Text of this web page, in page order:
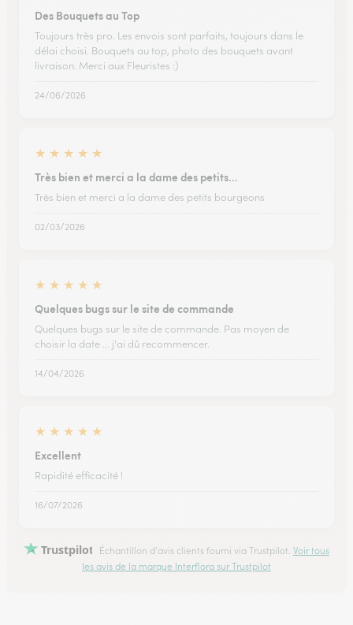
Des Bouquets au Top
Toujours très pro. Les envois sont parfaits, toujours dans le
délai choisi. Bouquets au top, photo des bouquets avant
livraison. Merci aux Fleuristes :)
24/06/2026
★ ★ ★ ★ ★
Très bien et merci a la dame des petits…
Très bien et merci a la dame des petits bourgeons
02/03/2026
★ ★ ★ ★ ★
Quelques bugs sur le site de commande
Quelques bugs sur le site de commande. Pas moyen de
choisir la date ... j'ai dû recommencer.
14/04/2026
★ ★ ★ ★ ★
Excellent
Rapidité efficacité !
16/07/2026
Trustpilot Échantillon d'avis clients fourni via Trustpilot. Voir tous
les avis de la marque Interflora sur Trustpilot